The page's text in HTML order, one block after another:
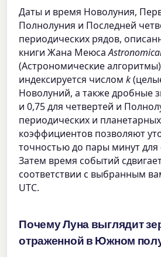
Даты и время Новолуния,
Полнолуния и Последней
периодических рядов,
книги Жана Меюса
(Астрономические
индексируется числомk
Новолуний, а также дробные
и 0,75 для четвертей и
периодических и
коэффициентов позволяют
точностью до пары минут для
Затем время событий
соответствии с выбранным
UTC.
Почему Луна выглядит
отраженной в Южном